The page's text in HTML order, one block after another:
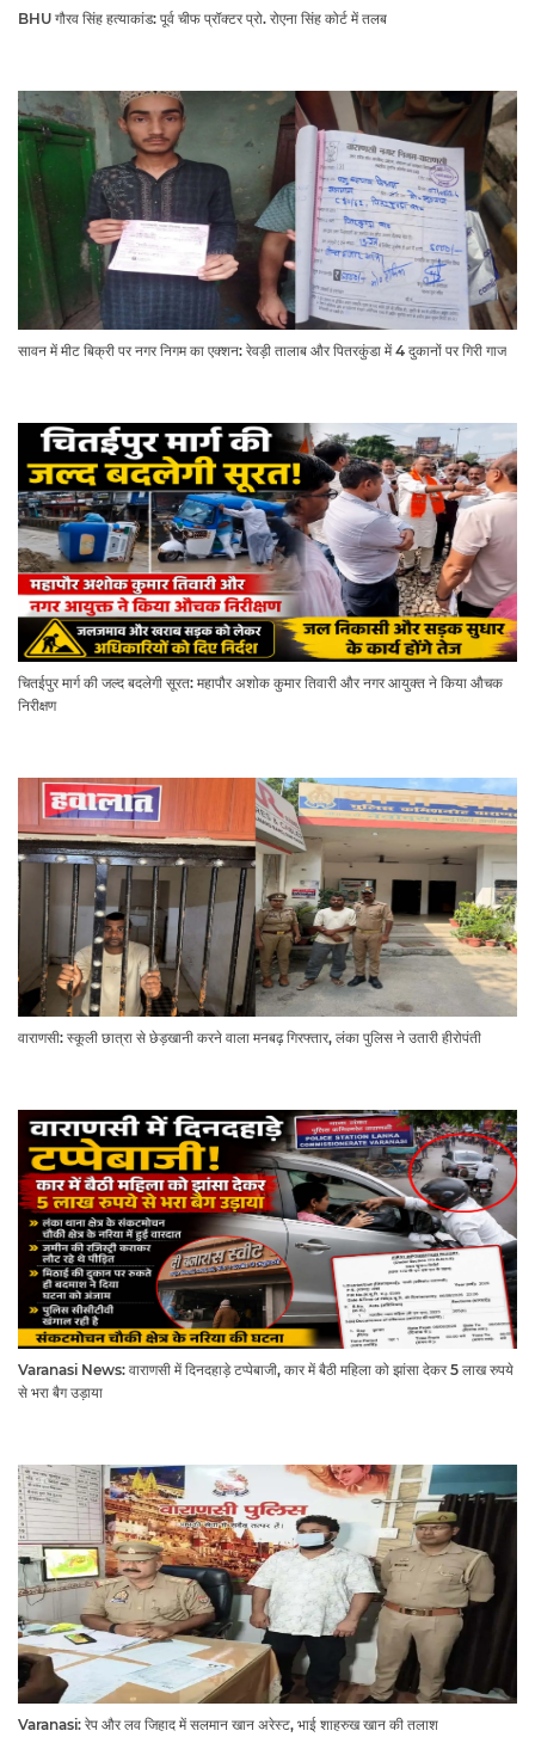
BHU गौरव सिंह हत्याकांड: पूर्व चीफ प्रॉक्टर प्रो. रोएना सिंह कोर्ट में तलब
सावन में मीट बिक्री पर नगर निगम का एक्शन: रेवड़ी तालाब और पितरकुंडा में 4 दुकानों पर गिरी गाज
चितईपुर मार्ग की जल्द बदलेगी सूरत: महापौर अशोक कुमार तिवारी और नगर आयुक्त ने किया औचक
निरीक्षण
वाराणसी: स्कूली छात्रा से छेड़खानी करने वाला मनबढ़ गिरफ्तार, लंका पुलिस ने उतारी हीरोपंती
Varanasi News: वाराणसी में दिनदहाड़े टप्पेबाजी, कार में बैठी महिला को झांसा देकर 5 लाख रुपये
से भरा बैग उड़ाया
Varanasi: रेप और लव जिहाद में सलमान खान अरेस्ट, भाई शाहरुख खान की तलाश